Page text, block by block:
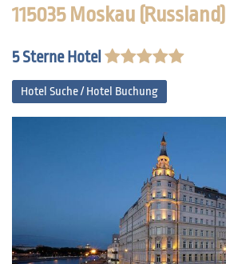
115035 Moskau (Russland)
5 Sterne Hotel
Hotel Suche / Hotel Buchung